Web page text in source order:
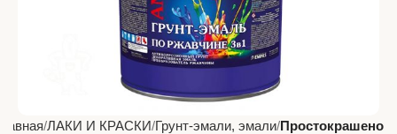
ЛАКИ И КРАСКИ Грунт-эмали, эмали Простокрашено